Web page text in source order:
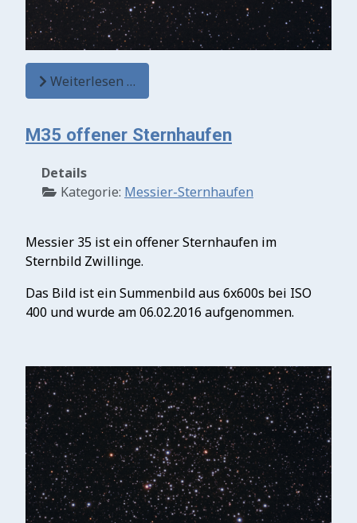
Weiterlesen …
M35 offener Sternhaufen
Details
Kategorie: Messier-Sternhaufen
Messier 35 ist ein offener Sternhaufen im
Sternbild Zwillinge.
Das Bild ist ein Summenbild aus 6x600s bei ISO
400 und wurde am 06.02.2016 aufgenommen.